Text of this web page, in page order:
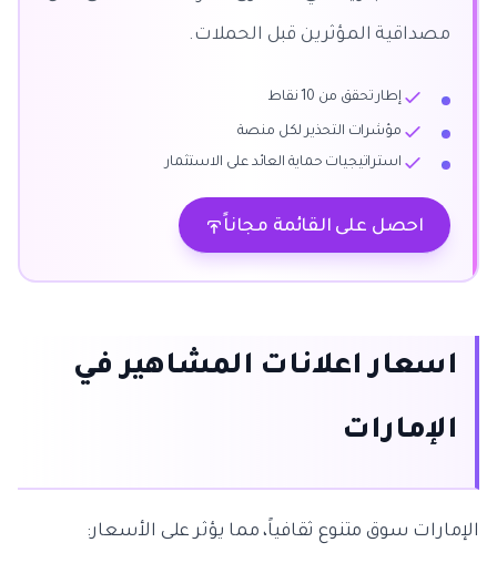
مصداقية المؤثرين قبل الحملات.
إطار تحقق من 10 نقاط
مؤشرات التحذير لكل منصة
استراتيجيات حماية العائد على الاستثمار
احصل على القائمة مجاناً
اسعار اعلانات المشاهير في
الإمارات
الإمارات سوق متنوع ثقافياً، مما يؤثر على الأسعار: